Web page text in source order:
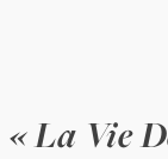
« La Vie